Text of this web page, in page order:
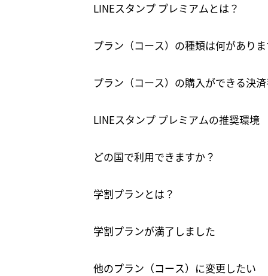
LINEスタンプ プレミアムとは？
プラン（コース）の種類は何があり
プラン（コース）の購入ができる決
LINEスタンプ プレミアムの推奨環境
どの国で利用できますか？
学割プランとは？
学割プランが満了しました
他のプラン（コース）に変更したい